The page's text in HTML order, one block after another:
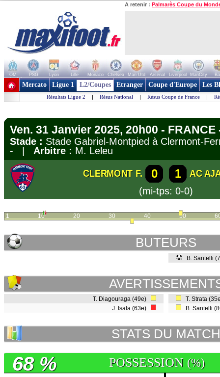
A retenir : Palmarès Coupe du
OM PSG Lyon Lille Monaco Chelsea Man Utd Arsenal Liverpool ManCity
+ de clubs
Mercato Ligue 1 L2/Coupes Etranger Coupe d'Europe Les
Résultats Ligue 2 | Résus National | Résus Coupe de France |
Ven. 31 Janvier 2025, 20h00 - FRANCE
Stade : Stade Gabriel-Montpied à Clermont-
- | Arbitre : M. Leleu
CLERMONT F. 0 1
AC
(mi-tps: 0-0)
1 10 20 30 40 50
BUTEURS
B. Santelli
T. Diagouraga (49e)
J. Isala (63e)
T. Strata
B. Santelli
STATS DU MATCH
POSSESSION (%)
68 %